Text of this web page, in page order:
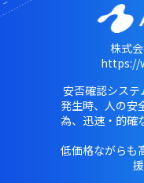
株式
https://
安否確認システ
発生時、人の安
為、迅速・的確
低価格ながらも